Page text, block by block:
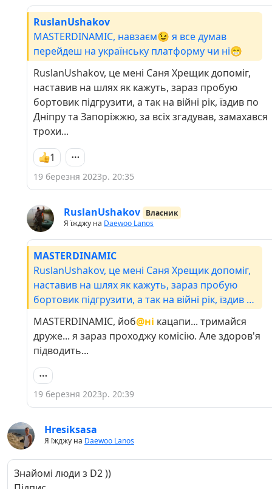
RuslanUshakov
MASTERDINAMIC, навзаєм😉 я все думав
перейдеш на українську платформу чи ні😁
RuslanUshakov, це мені Саня Хрещик допоміг,
наставив на шлях як кажуть, зараз пробую
бортовик підгрузити, а так на війні рік, їздив по
Дніпру та Запоріжжю, за всіх згадував, замахався
трохи...
1
19 березня 2023р. 20:35
RuslanUshakov Власник
Я їжджу на Daewoo Lanos
MASTERDINAMIC
RuslanUshakov, це мені Саня Хрещик допоміг,
наставив на шлях як кажуть, зараз пробую
бортовик підгрузити, а так на війні рік, їздив по
Дніпру та Запоріжжю, за всіх згадував,
замахався трохи...
MASTERDINAMIC, йоб@ні кацапи... тримайся
друже... я зараз проходжу комісію. Але здоров'я
підводить...
19 березня 2023р. 20:39
Hresiksasa
Я їжджу на Daewoo Lanos
Знайомі люди з D2 ))